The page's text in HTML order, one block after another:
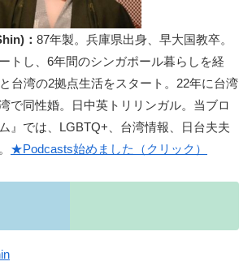
： 87年製。兵庫県出身、早大国教卒。
トし、6年間のシンガポール暮らしを経
台湾の2拠点生活をスタート。22年に台湾
で同性婚。日中英トリリンガル。当ブロ
』では、LGBTQ+、台湾情報、日台夫夫
★Podcasts始めました（クリック）